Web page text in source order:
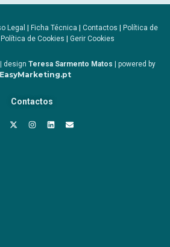
Legal | Ficha Técnica | Contactos | Política de
Política de Cookies | Gerir Cookies
| design Teresa Sarmento Matos | powered by
EasyMarketing.pt
Contactos